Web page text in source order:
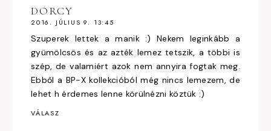
DORCY
2016. JÚLIUS 9. 13:45
Szuperek lettek a manik :) Nekem leginkább a
gyümölcsös és az azték lemez tetszik, a többi is
szép, de valamiért azok nem annyira fogtak meg.
Ebből a BP-X kollekcióból még nincs lemezem, de
lehet h érdemes lenne körülnézni köztük :)
VÁLASZ